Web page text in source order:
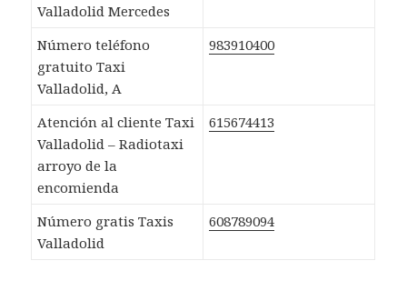
Valladolid Mercedes
Número teléfono
gratuito Taxi
Valladolid, A
983910400
Atención al cliente Taxi
Valladolid – Radiotaxi
arroyo de la
encomienda
615674413
Número gratis Taxis
Valladolid
608789094